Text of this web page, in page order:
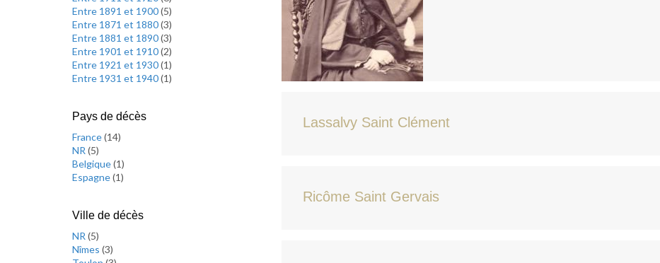
Lassalvy Saint Clément
Ricôme Saint Gervais
Entre 1891 et 1900(5)
Entre 1871 et 1880(3)
Entre 1881 et 1890(3)
Entre 1901 et 1910(2)
Entre 1921 et 1930(1)
Entre 1931 et 1940(1)
Pays de décès
France(14)
NR (5)
Belgique(1)
Espagne(1)
Ville de décès
NR (5)
Nîmes (3)